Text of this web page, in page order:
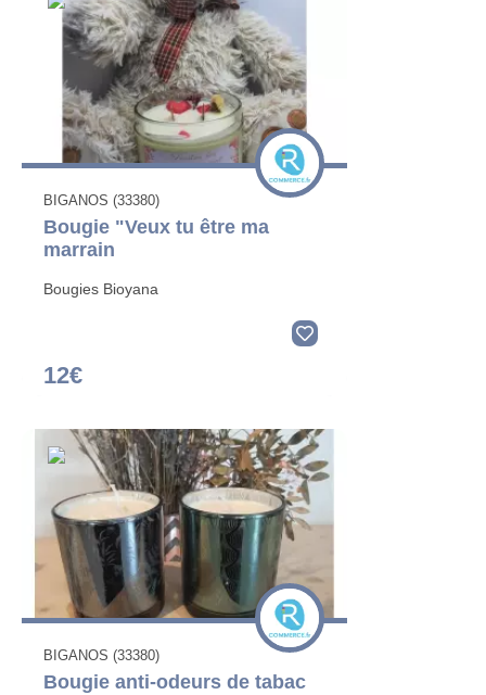
BIGANOS (33380)
Bougie "Veux tu être ma
marrain
Bougies Bioyana
12€
BIGANOS (33380)
Bougie anti-odeurs de tabac